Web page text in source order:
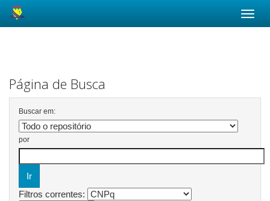
Página de Busca
Buscar em:
por
Filtros correntes: